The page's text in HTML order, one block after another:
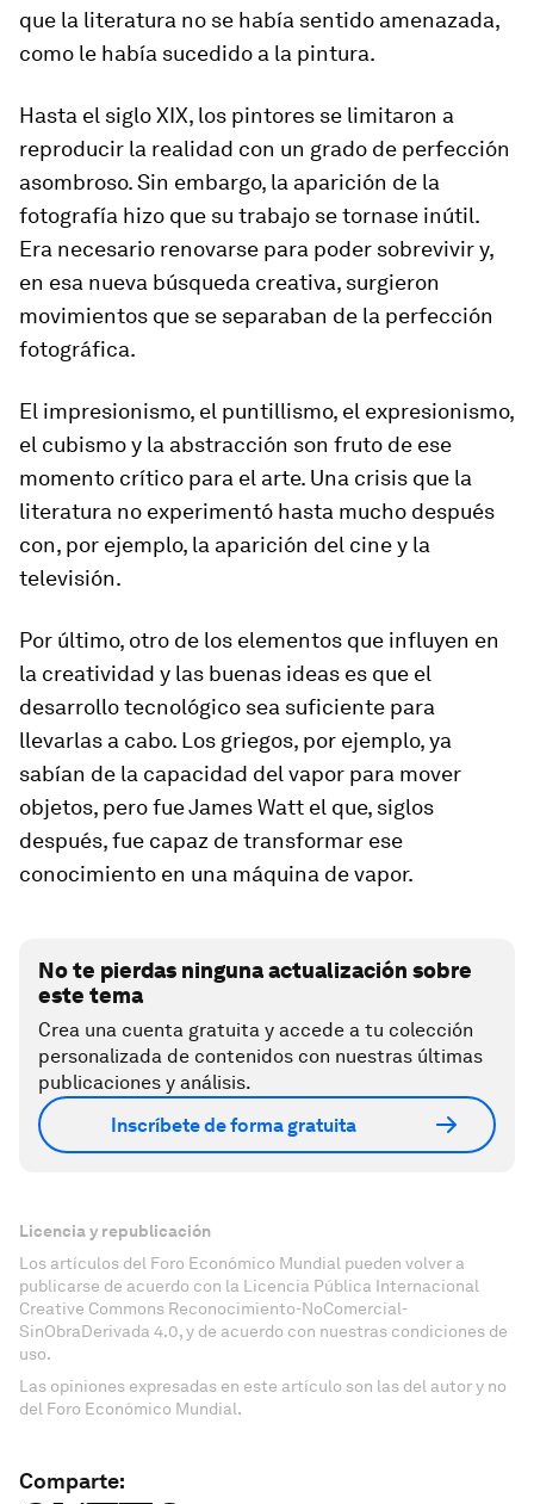
que la literatura no se había sentido amenazada,
como le había sucedido a la pintura.
Hasta el siglo XIX, los pintores se limitaron a
reproducir la realidad con un grado de perfección
asombroso. Sin embargo, la aparición de la
fotografía hizo que su trabajo se tornase inútil.
Era necesario renovarse para poder sobrevivir y,
en esa nueva búsqueda creativa, surgieron
movimientos que se separaban de la perfección
fotográfica.
El impresionismo, el puntillismo, el expresionismo,
el cubismo y la abstracción son fruto de ese
momento crítico para el arte. Una crisis que la
literatura no experimentó hasta mucho después
con, por ejemplo, la aparición del cine y la
televisión.
Por último, otro de los elementos que influyen en
la creatividad y las buenas ideas es que el
desarrollo tecnológico sea suficiente para
llevarlas a cabo. Los griegos, por ejemplo, ya
sabían de la capacidad del vapor para mover
objetos, pero fue James Watt el que, siglos
después, fue capaz de transformar ese
conocimiento en una máquina de vapor.
No te pierdas ninguna actualización sobre
este tema
Crea una cuenta gratuita y accede a tu colección
personalizada de contenidos con nuestras últimas
publicaciones y análisis.
Inscríbete de forma gratuita
Licencia y republicación
Los artículos del Foro Económico Mundial pueden volver a
publicarse de acuerdo con la Licencia Pública Internacional
Creative Commons Reconocimiento-NoComercial-
SinObraDerivada 4.0, y de acuerdo con nuestras condiciones de
uso.
Las opiniones expresadas en este artículo son las del autor y no
del Foro Económico Mundial.
Comparte: